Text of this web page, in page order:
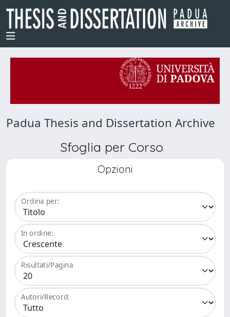
Padua Thesis and Dissertation Archive
Sfoglia per Corso
Opzioni
Ordina per:
In ordine:
Risultati/Pagina
Autori/Record: